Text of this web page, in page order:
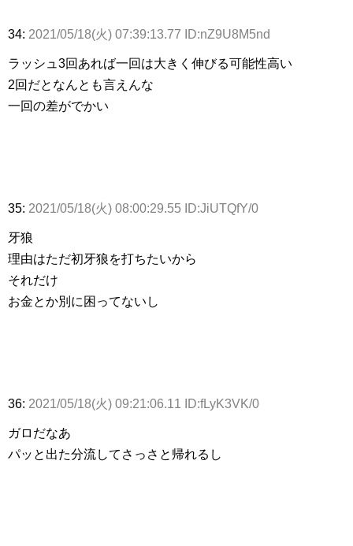
34: 2021/05/18(火) 07:39:13.77 ID:nZ9U8M5nd
ラッシュ3回あれば一回は大きく伸びる可能性高い
2回だとなんとも言えんな
一回の差がでかい
35: 2021/05/18(火) 08:00:29.55 ID:JiUTQfY/0
牙狼
理由はただ初牙狼を打ちたいから
それだけ
お金とか別に困ってないし
36: 2021/05/18(火) 09:21:06.11 ID:fLyK3VK/0
ガロだなあ
パッと出た分流してさっさと帰れるし